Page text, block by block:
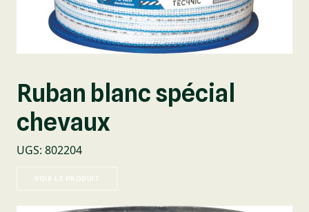
Ruban blanc spécial
chevaux
UGS: 802204
VOIR LE PRODUIT